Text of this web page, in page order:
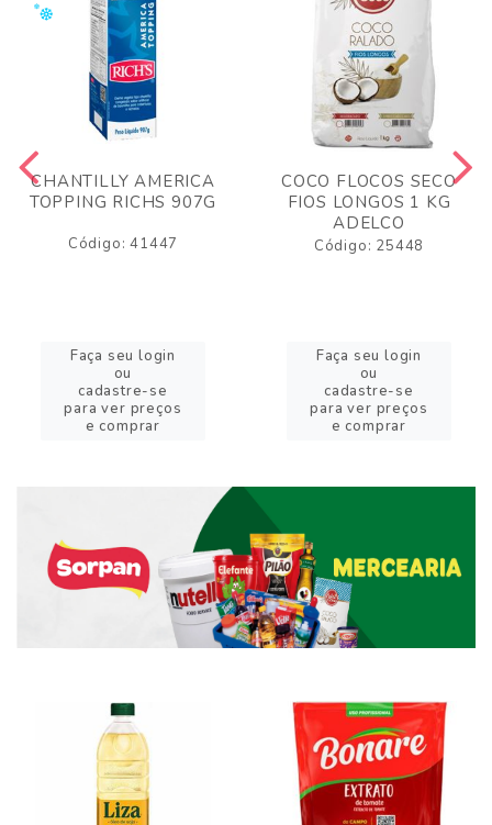
CHANTILLY AMERICA
TOPPING RICHS 907G
Código: 41447
Faça seu login
ou
cadastre-se
para ver preços
e comprar
COCO FLOCOS SECO
FIOS LONGOS 1 KG
ADELCO
Código: 25448
Faça seu login
ou
cadastre-se
para ver preços
e comprar